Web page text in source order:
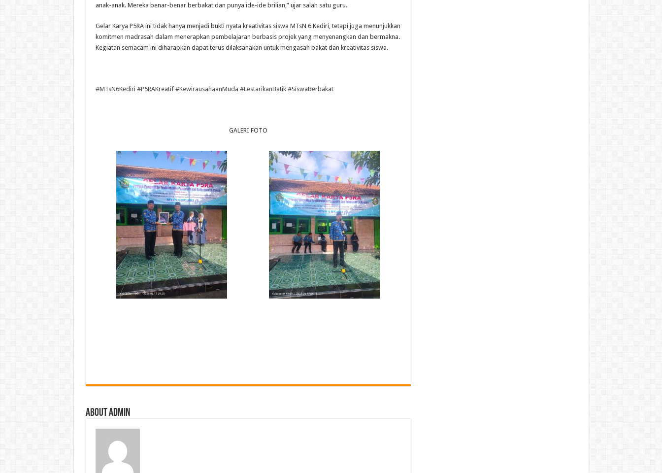
anak-anak. Mereka benar-benar berbakat dan punya ide-ide brilian,” ujar salah satu guru.
Gelar Karya P5RA ini tidak hanya menjadi bukti nyata kreativitas siswa MTsN 6 Kediri, tetapi juga menunjukkan
komitmen madrasah dalam menerapkan pembelajaran berbasis projek yang menyenangkan dan bermakna.
Kegiatan semacam ini diharapkan dapat terus dilaksanakan untuk mengasah bakat dan kreativitas siswa.
#MTsN6Kediri #P5RAKreatif #KewirausahaanMuda #LestarikanBatik #SiswaBerbakat
GALERI FOTO
About Admin